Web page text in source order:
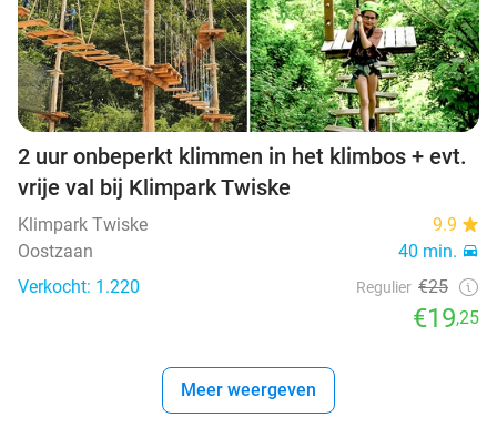
2 uur onbeperkt klimmen in het klimbos + evt.
vrije val bij Klimpark Twiske
Klimpark Twiske
9.9
Oostzaan
40 min.
Verkocht: 1.220
Regulier €25
€19,25
Meer weergeven